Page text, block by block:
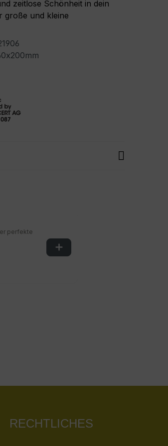
zeitlose Schönheit in dein
große und kleine
perfekte
RECHTLICHES